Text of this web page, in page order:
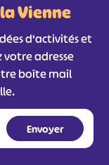
Vienne
d'activités et
votre adresse
boîte mail